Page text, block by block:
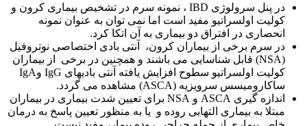
در پنل سرولوژی IBD ، نمونه سرم در تشخیص بیماری کرون و
کولیت اولسراتیو مفید است اما نمی توان به عنوان نمونه
انحصاری در افتراق دو بیماری به آن اتکا کرد.
در سرم برخی از بیماران کرون، آنتی بادی اختصاصی نوتروفیل
(NSA) قابل شناسایی می باشند و همچنین در برخی از بیماران
کولیت اولسراتیو سطوح افزایش یافته آنتی بادیهای IgG وIgA
ساکارومیسس سرویزیه (ASCA) مشاهده می گردد.
اندازه گیری ASCA و NSA برای تعیین شدت بیماری در بیماران
مبتلا به بیماری التهابی روده و یا به منظور تعیین پاسخ به درمان